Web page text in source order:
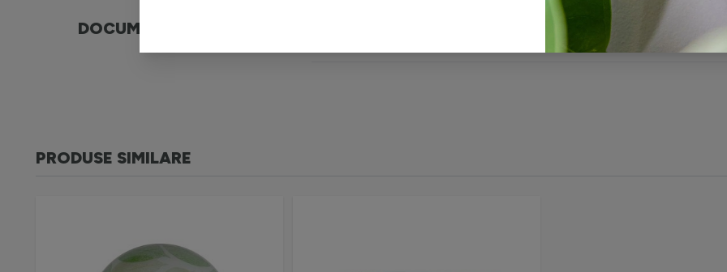
DOCUMENTE
Warranty & assembly instructions HERB D400 KL100026
PRODUSE SIMILARE